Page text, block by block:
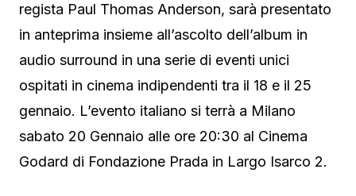
regista Paul Thomas Anderson, sarà presentato
in anteprima insieme all’ascolto dell’album in
audio surround in una serie di eventi unici
ospitati in cinema indipendenti tra il 18 e il 25
gennaio. L’evento italiano si terrà a Milano
sabato 20 Gennaio alle ore 20:30 al Cinema
Godard di Fondazione Prada in Largo Isarco 2.